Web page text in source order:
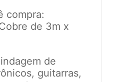
compra:
de 3m x
de
guitarras,